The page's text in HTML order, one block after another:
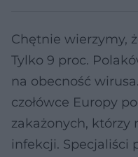
Chętnie wierzymy,
Tylko 9 proc.
na obecność
czołówce Europy
zakażonych, którzy
infekcji. Specjaliści